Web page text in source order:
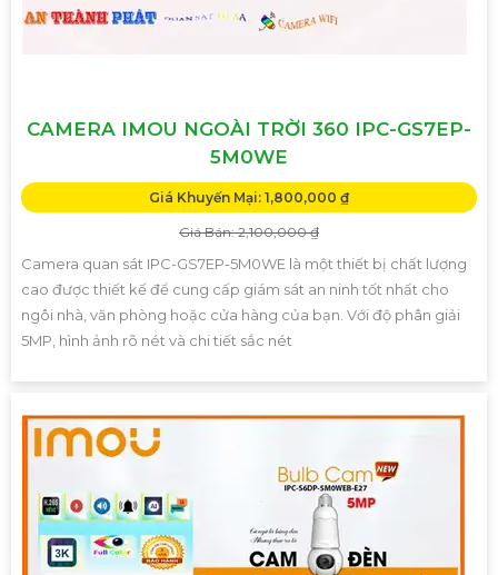
CAMERA IMOU NGOÀI TRỜI 360 IPC-GS7EP-
5M0WE
Giá Khuyến Mại: 1,800,000 ₫
Giá Bán: 2,100,000 ₫
Camera quan sát IPC-GS7EP-5M0WE là một thiết bị chất lượng
cao được thiết kế để cung cấp giám sát an ninh tốt nhất cho
ngôi nhà, văn phòng hoặc cửa hàng của bạn. Với độ phân giải
5MP, hình ảnh rõ nét và chi tiết sắc nét